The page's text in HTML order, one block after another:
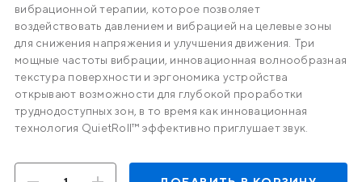
вибрационной терапии, которое позволяет
воздействовать давлением и вибрацией на целевые зоны
для снижения напряжения и улучшения движения. Три
мощные частоты вибрации, инновационная волнообразная
текстура поверхности и эргономика устройства
открывают возможности для глубокой проработки
труднодоступных зон, в то время как инновационная
технология QuietRoll™ эффективно приглушает звук.